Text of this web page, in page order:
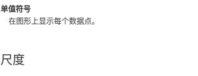
单值符号
在图形上显示每个数据点。
尺度